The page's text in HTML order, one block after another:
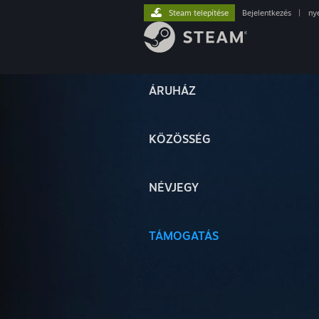
ÁRUHÁZ
KÖZÖSSÉG
NÉVJEGY
TÁMOGATÁS
Steam telepítése Bejelentkezés